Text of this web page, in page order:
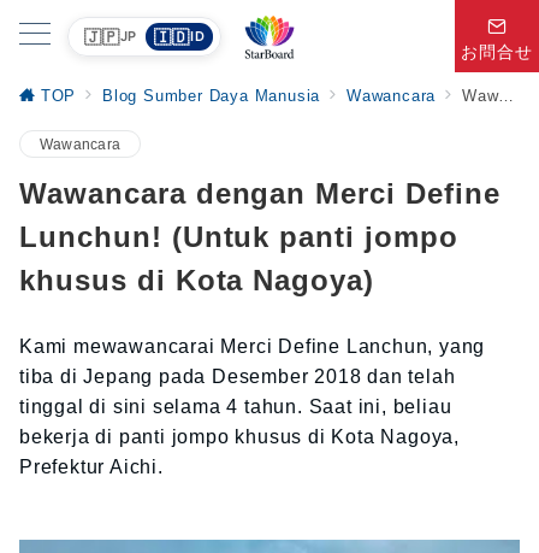
お問合せ
TOP Blog Sumber Daya Manusia Wawancara Wawancara dengan Merci Define Lunchun! (Untuk panti jompo khusus di Kota Nagoya)
Wawancara
Wawancara dengan Merci Define
Lunchun! (Untuk panti jompo
khusus di Kota Nagoya)
Kami mewawancarai Merci Define Lanchun, yang
tiba di Jepang pada Desember 2018 dan telah
tinggal di sini selama 4 tahun. Saat ini, beliau
bekerja di panti jompo khusus di Kota Nagoya,
Prefektur Aichi.
🇯🇵JP 🇮🇩ID